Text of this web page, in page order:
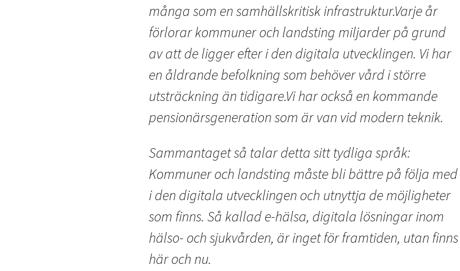
många som en samhällskritisk infrastruktur.Varje år
förlorar kommuner och landsting miljarder på grund
av att de ligger efter i den digitala utvecklingen. Vi har
en åldrande befolkning som behöver vård i större
utsträckning än tidigare.Vi har också en kommande
pensionärsgeneration som är van vid modern teknik.
Sammantaget så talar detta sitt tydliga språk:
Kommuner och landsting måste bli bättre på följa med
i den digitala utvecklingen och utnyttja de möjligheter
som finns. Så kallad e-hälsa, digitala lösningar inom
hälso- och sjukvården, är inget för framtiden, utan finns
här och nu.